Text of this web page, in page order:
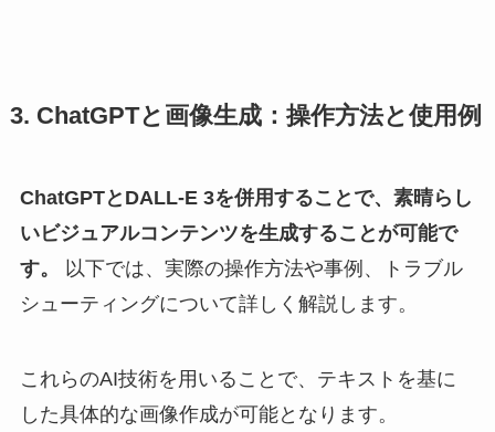
3. ChatGPTと画像生成：操作方法と使用例
ChatGPTとDALL-E 3を併用することで、素晴らし
いビジュアルコンテンツを生成することが可能で
す。
以下では、実際の操作方法や事例、トラブル
シューティングについて詳しく解説します。
これらのAI技術を用いることで、テキストを基に
した具体的な画像作成が可能となります。